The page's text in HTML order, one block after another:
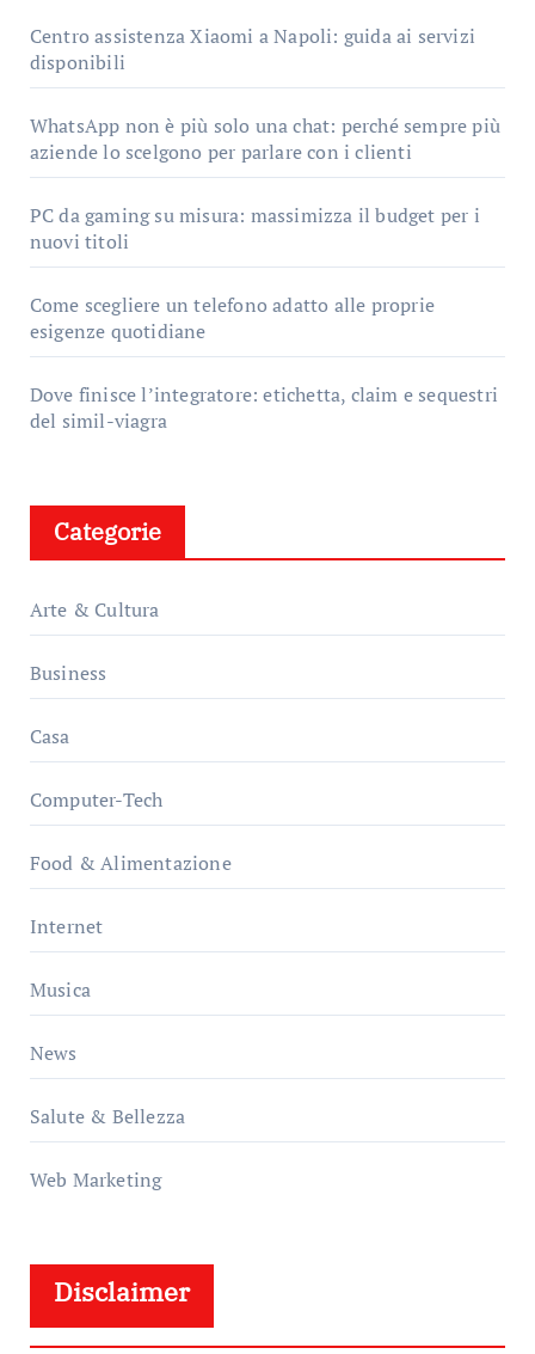
Centro assistenza Xiaomi a Napoli: guida ai servizi
disponibili
WhatsApp non è più solo una chat: perché sempre più
aziende lo scelgono per parlare con i clienti
PC da gaming su misura: massimizza il budget per i
nuovi titoli
Come scegliere un telefono adatto alle proprie
esigenze quotidiane
Dove finisce l’integratore: etichetta, claim e sequestri
del simil-viagra
Categorie
Arte & Cultura
Business
Casa
Computer-Tech
Food & Alimentazione
Internet
Musica
News
Salute & Bellezza
Web Marketing
Disclaimer